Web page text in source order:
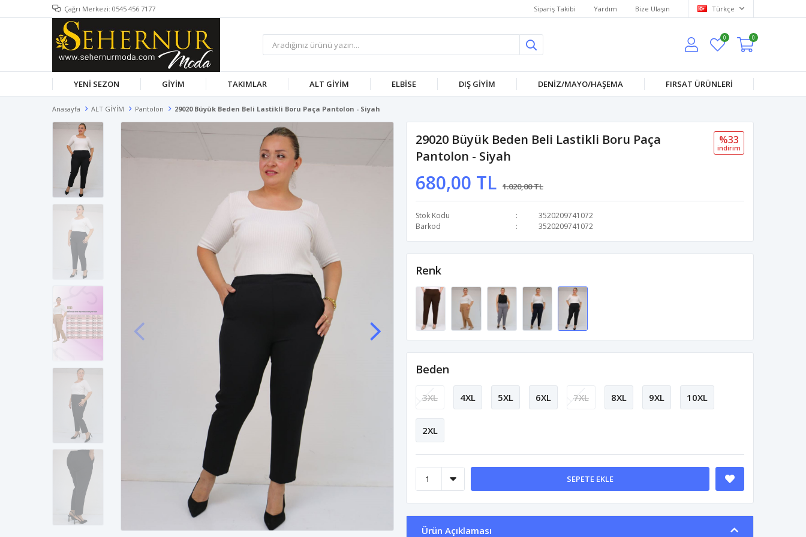
Çağrı Merkezi: 0545 456 7177 Sipariş Takibi Yardım Bize Ulaşın Türkçe
0 0
YENİ SEZON GİYİM TAKIMLAR ALT GİYİM ELBİSE DIŞ GİYİM DENİZ/MAYO/HAŞEMA FIRSAT ÜRÜNLERİ
Anasayfa ALT GİYİM Pantolon 29020 Büyük Beden Beli Lastikli Boru Paça Pantolon - Siyah
29020 Büyük Beden Beli Lastikli Boru Paça
Pantolon - Siyah
680,00 TL 1.020,00 TL
%33
i̇ndi̇ri̇m
Stok Kodu
3520209741072
Barkod
3520209741072
Renk
Beden
3XL 4XL 5XL 6XL 7XL 8XL 9XL 10XL
2XL
SEPETE EKLE
Ürün Açıklaması